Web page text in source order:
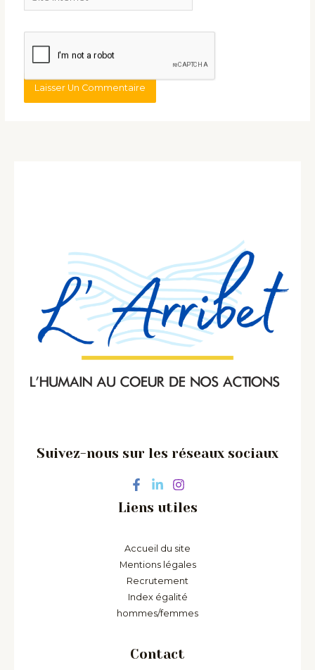
Internet
Suivez-nous sur les réseaux sociaux
Liens utiles
Accueil du site
Mentions légales
Recrutement
Index égalité
hommes/femmes
Contact